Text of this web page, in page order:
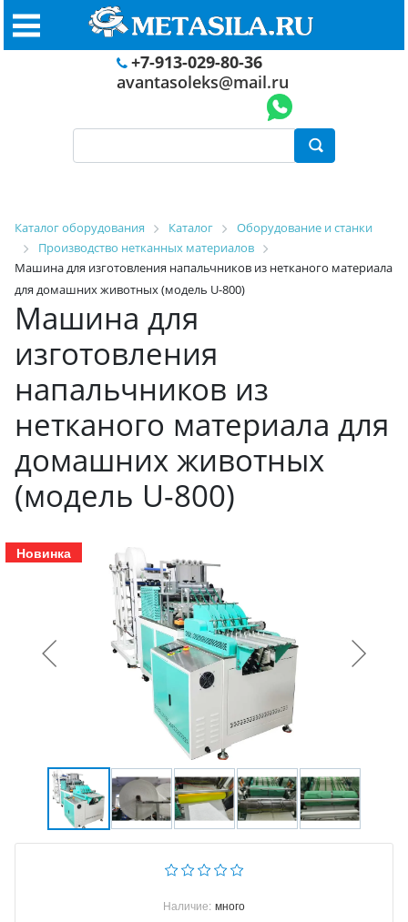
+7-913-029-80-36
avantasoleks@mail.ru
Каталог оборудования Каталог
Оборудование и станки
Производство нетканных материалов
Машина для изготовления напальчников из нетканого материала
для домашних животных (модель U-800)
Машина для
изготовления
напальчников из
нетканого материала для
домашних животных
(модель U-800)
Новинка
Наличие: много